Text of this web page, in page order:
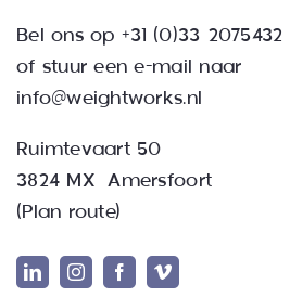
Bel ons op +31 (0)33 2075432
of stuur een e-mail naar
info@weightworks.nl
Ruimtevaart 50
3824 MX Amersfoort
(Plan route)